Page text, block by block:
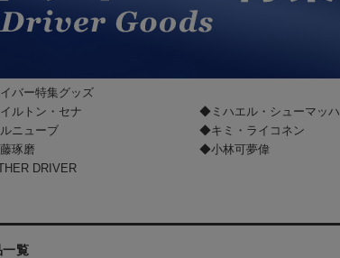
バー特集グッズ
ルトン・セナ
◆ミハエル・シューマッハ
ニューブ
◆キミ・ライコネン
藤琢磨
◆小林可夢偉
DRIVER
一覧